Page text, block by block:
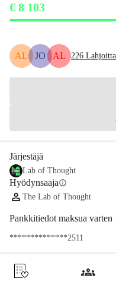
€ 8 103
AL JO AL 226
Järjestäjä
Lab of Thought
Hyödynsaajainfo
The Lab of Thought
Pankkitiedot maksua varten
**************2511
groups